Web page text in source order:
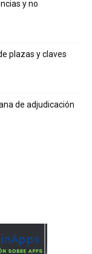
y no
plazas y claves
de adjudicación